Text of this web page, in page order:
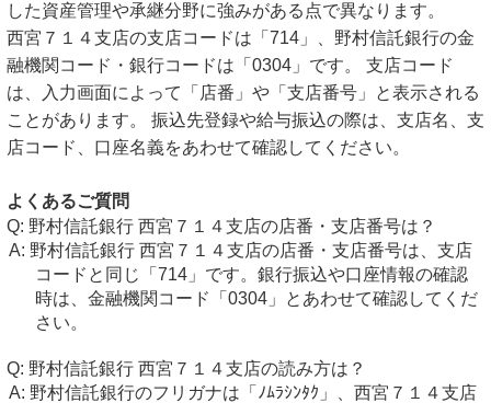
した資産管理や承継分野に強みがある点で異なります。
西宮７１４支店の支店コードは「714」、野村信託銀行の金
融機関コード・銀行コードは「0304」です。 支店コード
は、入力画面によって「店番」や「支店番号」と表示される
ことがあります。 振込先登録や給与振込の際は、支店名、支
店コード、口座名義をあわせて確認してください。
よくあるご質問
野村信託銀行 西宮７１４支店の店番・支店番号は？
野村信託銀行 西宮７１４支店の店番・支店番号は、支店
コードと同じ「714」です。銀行振込や口座情報の確認
時は、金融機関コード「0304」とあわせて確認してくだ
さい。
野村信託銀行 西宮７１４支店の読み方は？
野村信託銀行のフリガナは「ﾉﾑﾗｼﾝﾀｸ」、西宮７１４支店